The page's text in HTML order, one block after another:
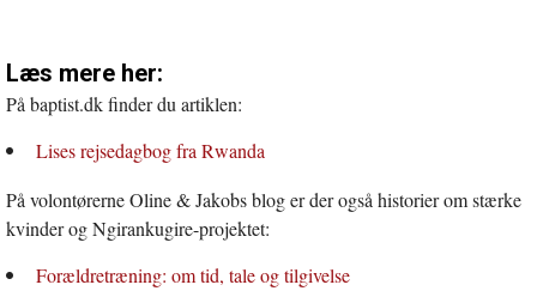
Læs mere her:
På baptist.dk finder du artiklen:
Lises rejsedagbog fra Rwanda
På volontørerne Oline & Jakobs blog er der også historier om stærke
kvinder og Ngirankugire-projektet:
Forældretræning: om tid, tale og tilgivelse